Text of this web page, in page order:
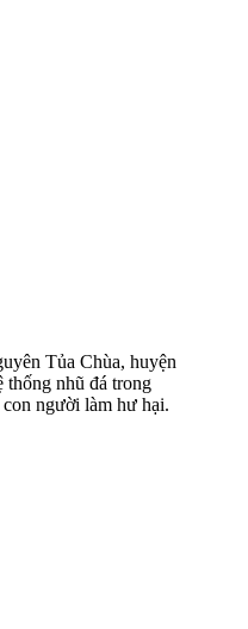
Tủa Chùa, huyện
nhũ đá trong
người làm hư hại.